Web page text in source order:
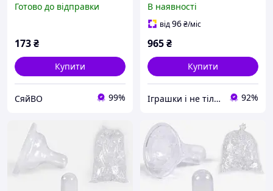
GENERAL
Готово до відправки
173₴
Купити
СяйВО 99%
ЦІНА ЗА УПАКОВКУ,
"BIMBO"
В наявності
від96₴/міс
965₴
Купити
Iграшки i не тiльки 92%